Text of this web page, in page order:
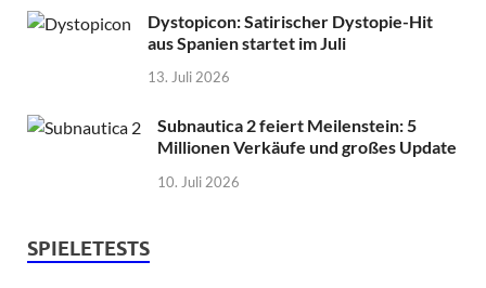
Dystopicon: Satirischer Dystopie-Hit
aus Spanien startet im Juli
13. Juli 2026
Subnautica 2 feiert Meilenstein: 5
Millionen Verkäufe und großes Update
10. Juli 2026
SPIELETESTS